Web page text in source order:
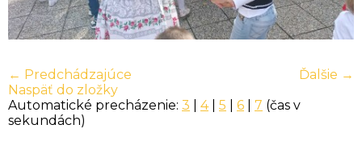
← Predchádzajúce
Ďalšie →
Naspäť do zložky
Automatické precházenie: 3 4| 5 6 7 (čas v
sekundách)